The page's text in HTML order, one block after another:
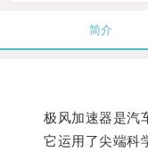
简介
极风加速器是汽车
它运用了尖端科学